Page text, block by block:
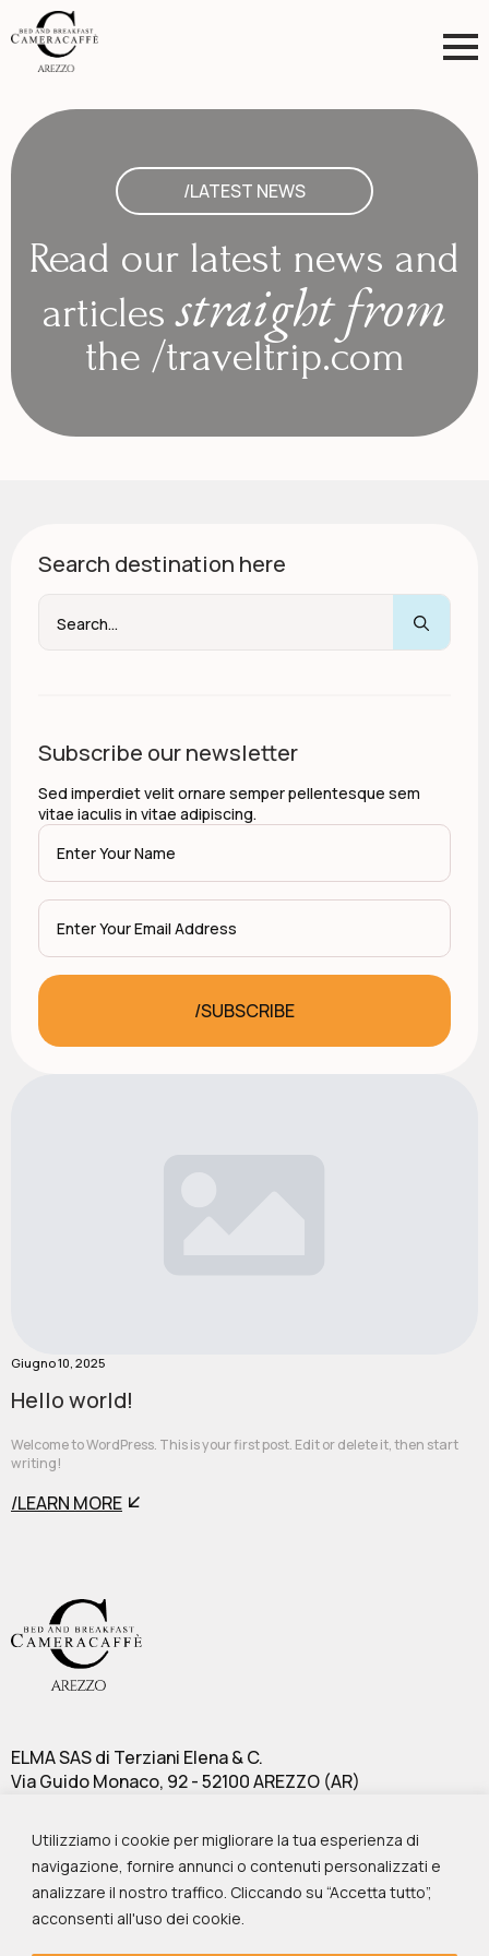
Utilizziamo i cookie per migliorare la tua esperienza di
navigazione, fornire annunci o contenuti personalizzati e
analizzare il nostro traffico. Cliccando su “Accetta tutto”,
acconsenti all'uso dei cookie.
/LATEST NEWS
Read our latest news and
articles straight from
the /traveltrip.com
Hello world!
Giugno 10, 2025
Welcome to WordPress. This is your first post. Edit or delete it, then start
writing!
/LEARN MORE
Search destination here
Subscribe our newsletter
Sed imperdiet velit ornare semper pellentesque sem
vitae iaculis in vitae adipiscing.
Name
Email
/SUBSCRIBE
ELMA SAS di Terziani Elena & C.
Via Guido Monaco, 92 - 52100 AREZZO (AR)
Scopri B&B Cameracaffè
Cameracaffè Centro
Cameracaffè Sul Lago
Contatti